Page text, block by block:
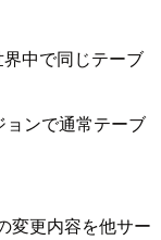
中で同じテーブ
ンで通常テーブ
変更内容を他サー